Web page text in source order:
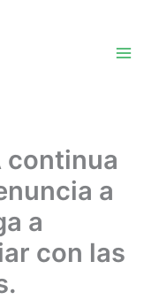
continua
a
a
con las